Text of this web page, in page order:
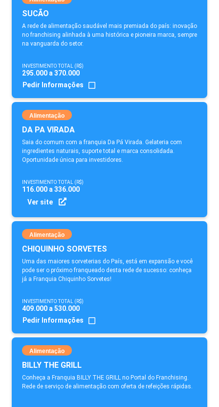
SUCÃO
A rede de alimentação saudável mais premiada do país: inovação
no franchising alinhada à uma histórica e pioneira marca, sempre
na vanguarda do setor.
INVESTIMENTO TOTAL (R$)
295.000 a 370.000
Pedir Informações
Alimentação
DA PA VIRADA
Saia do comum com a franquia Da Pá Virada. Gelateria com
ingredientes naturais, suporte total e marca consolidada.
Oportunidade única para investidores.
INVESTIMENTO TOTAL (R$)
116.000 a 336.000
Ver site
Alimentação
CHIQUINHO SORVETES
Uma das maiores sorveterias do País, está em expansão e você
pode ser o próximo franqueado desta rede de sucesso: conheça
já a Franquia Chiquinho Sorvetes!
INVESTIMENTO TOTAL (R$)
409.000 a 530.000
Pedir Informações
Alimentação
BILLY THE GRILL
Conheça a Franquia BILLY THE GRILL no Portal do Franchising.
Rede de serviço de alimentação com oferta de refeições rápidas.